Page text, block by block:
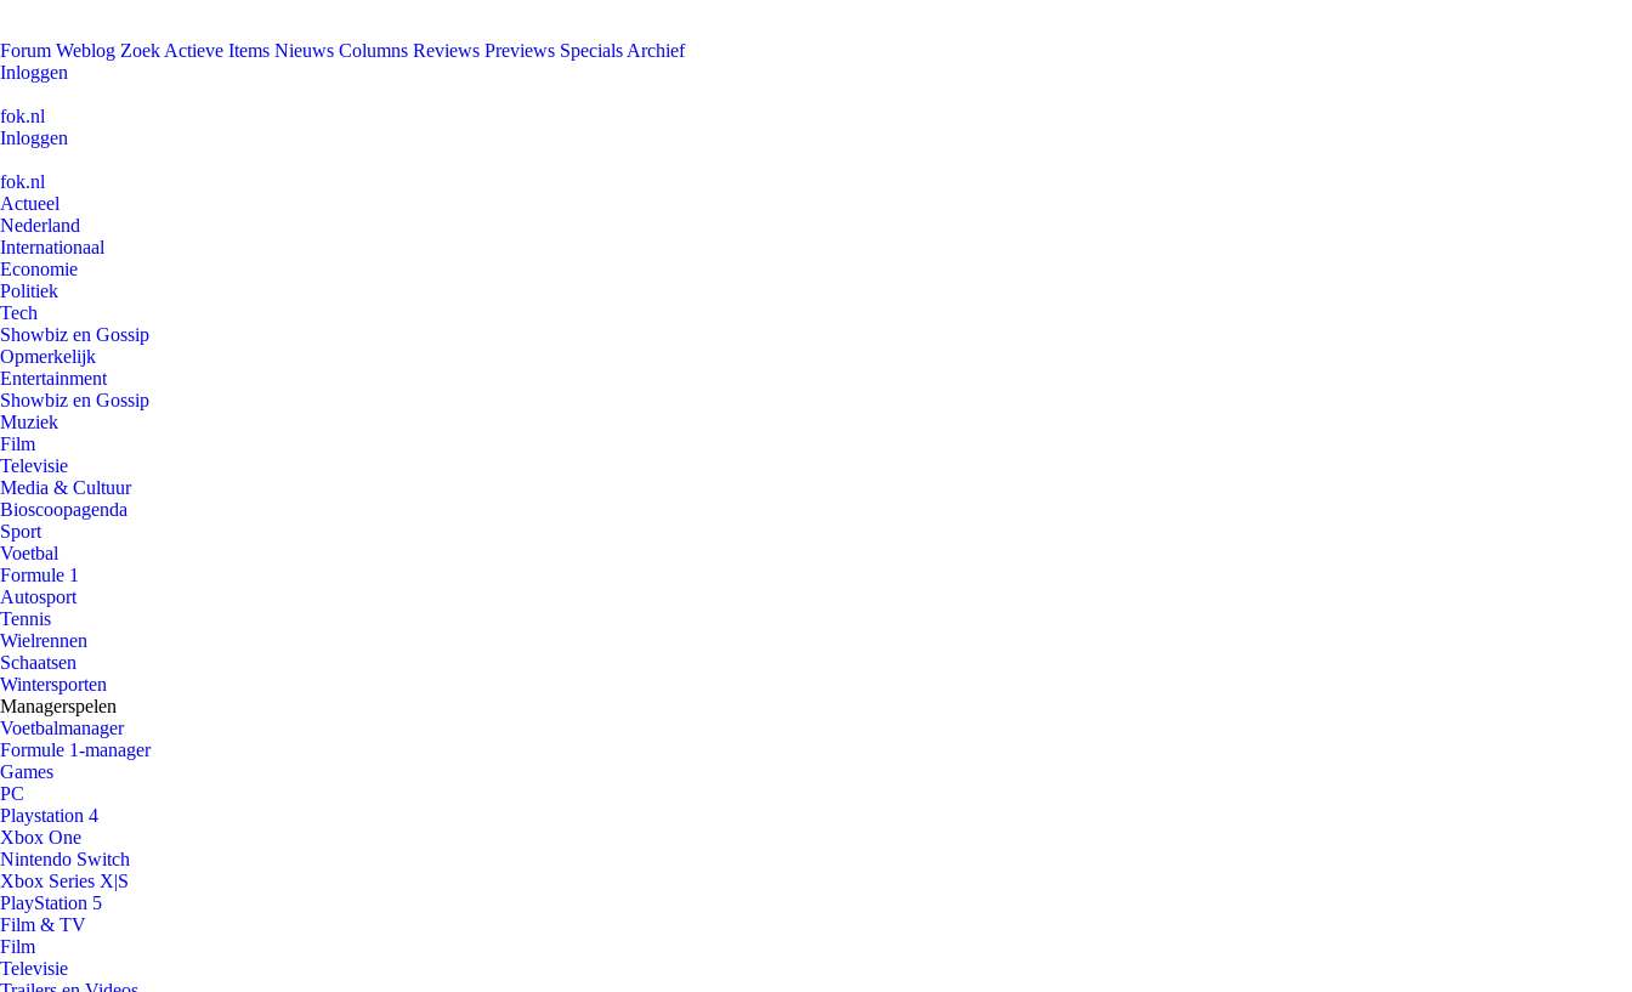
Forum Weblog Zoek Actieve Items Nieuws Columns Reviews Previews Specials Archief
Inloggen
fok.nl
Inloggen
fok.nl
Actueel
Nederland
Internationaal
Economie
Politiek
Tech
Showbiz en Gossip
Opmerkelijk
Entertainment
Showbiz en Gossip
Muziek
Film
Televisie
Media & Cultuur
Bioscoopagenda
Sport
Voetbal
Formule 1
Autosport
Tennis
Wielrennen
Schaatsen
Wintersporten
Managerspelen
Voetbalmanager
Formule 1-manager
Games
PC
Playstation 4
Xbox One
Nintendo Switch
Xbox Series X|S
PlayStation 5
Film & TV
Film
Televisie